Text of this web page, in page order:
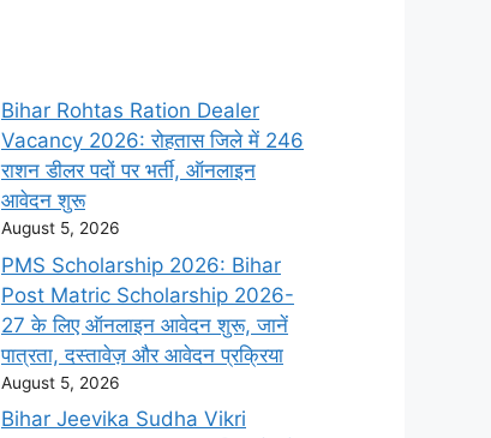
Bihar Rohtas Ration Dealer
Vacancy 2026: रोहतास जिले में 246
राशन डीलर पदों पर भर्ती, ऑनलाइन
आवेदन शुरू
August 5, 2026
PMS Scholarship 2026: Bihar
Post Matric Scholarship 2026-
27 के लिए ऑनलाइन आवेदन शुरू, जानें
पात्रता, दस्तावेज़ और आवेदन प्रक्रिया
August 5, 2026
Bihar Jeevika Sudha Vikri